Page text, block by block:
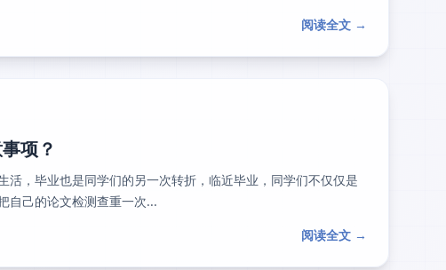
阅读全文 →
项？
活，毕业也是同学们的另一次转折，临近毕业，同学们不仅仅是
自己的论文检测查重一次...
阅读全文 →